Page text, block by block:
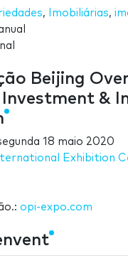
, Imobiliárias,
Beijing
Investment &
18 maio 2020
Exhibition
opi-expo.com